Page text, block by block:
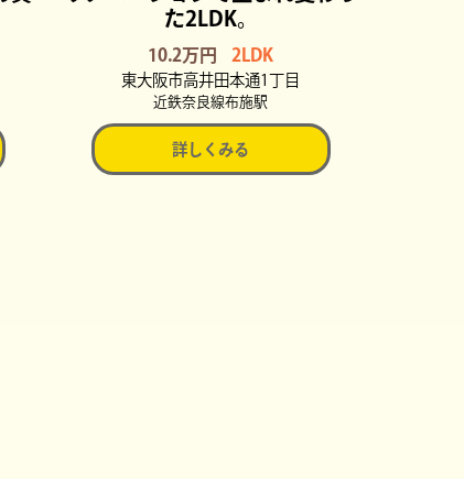
た2LDK。
10.2万円 2LDK
東大阪市高井田本通1丁目
近鉄奈良線布施駅
詳しくみる